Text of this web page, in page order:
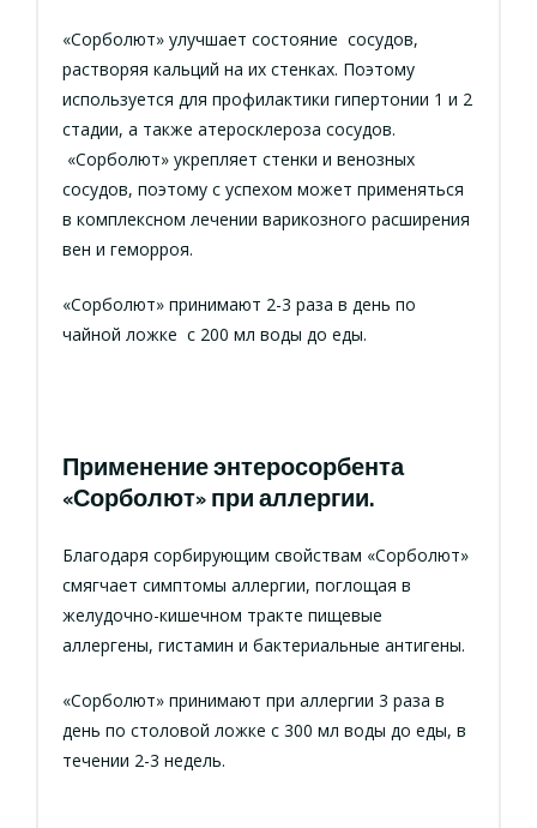
«Сорболют» улучшает состояние сосудов,
растворяя кальций на их стенках. Поэтому
используется для профилактики гипертонии 1 и 2
стадии, а также атеросклероза сосудов.
«Сорболют» укрепляет стенки и венозных
сосудов, поэтому с успехом может применяться
в комплексном лечении варикозного расширения
вен и геморроя.
«Сорболют» принимают 2-3 раза в день по
чайной ложке с 200 мл воды до еды.
Применение энтеросорбента
«Сорболют» при аллергии.
Благодаря сорбирующим свойствам «Сорболют»
смягчает симптомы аллергии, поглощая в
желудочно-кишечном тракте пищевые
аллергены, гистамин и бактериальные антигены.
«Сорболют» принимают при аллергии 3 раза в
день по столовой ложке с 300 мл воды до еды, в
течении 2-3 недель.